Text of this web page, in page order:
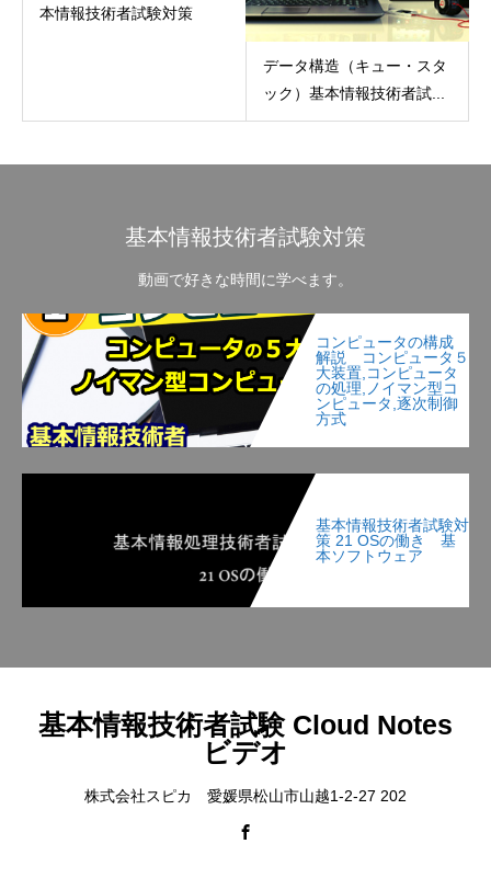
本情報技術者試験対策
データ構造（キュー・スタ
ック）基本情報技術者試...
基本情報技術者試験対策
動画で好きな時間に学べます。
コンピュータの構成
解説 コンピュータ５
大装置,コンピュータ
の処理,ノイマン型コ
ンピュータ,逐次制御
方式
基本情報技術者試験対
策 21 OSの働き 基
本ソフトウェア
基本情報技術者試験 Cloud Notes
ビデオ
株式会社スピカ 愛媛県松山市山越1-2-27 202